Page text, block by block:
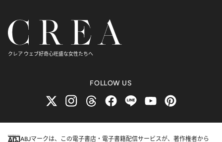
クレア ウェブ好奇心旺盛な女性たちへ
FOLLOW US
ABJマークは、この電子書店・電子書籍配信サービスが、著作権者から